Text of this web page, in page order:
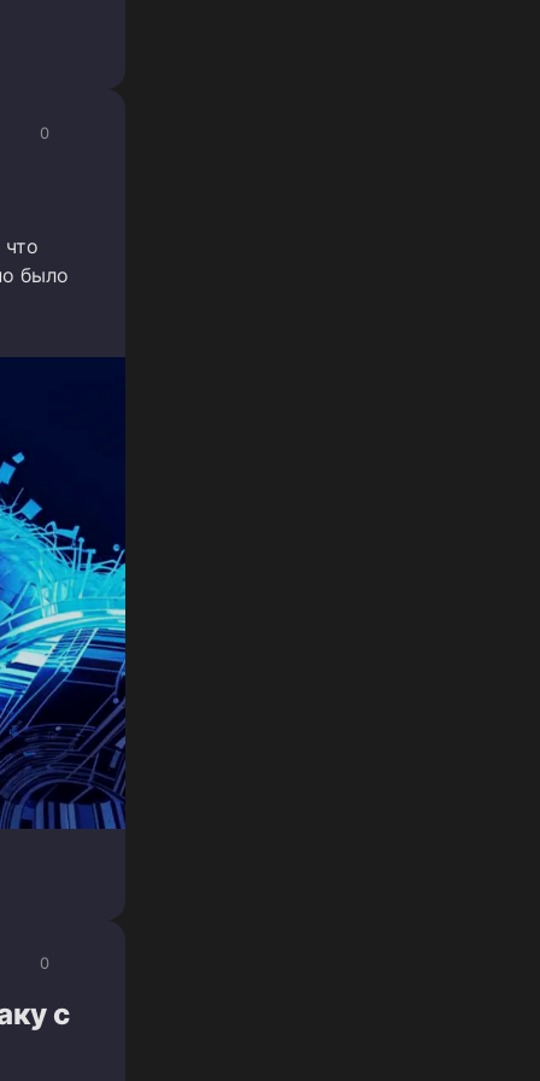
0
было
0
с